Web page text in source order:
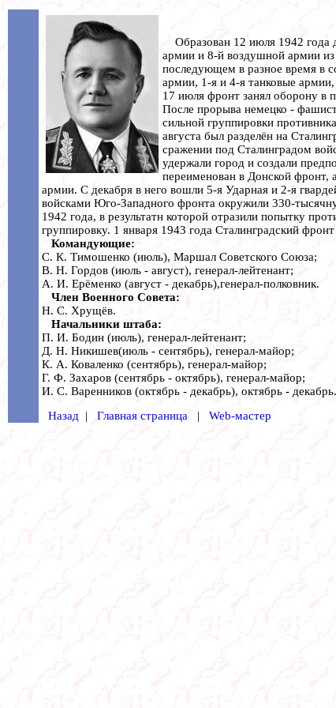
Образован 12 июля 1942 года
армии и 8-й воздушной армии
последующем в разное время в
армии, 1-я и 4-я танковые
17 июля фронт занял оборону в
После прорыва немецко -
сильной группировки
августа был разделён на
сражении под Сталинградом
удержали город и создали
переименован в Донской
армии. С декабря в него вошли 5-я Ударная и 2-я
войсками Юго-Западного фронта окружили 330-
1942 года, в результатн которой отразили попытку
группировку. 1 января 1943 года Сталинградский
Командующие:
С. К. Тимошенко (июль), Маршал Советского Союза;
В. Н. Гордов (июль - август), генерал-лейтенант;
А. И. Ерёменко (август - декабрь),генерал-полковник.
Член Военного Совета:
Н. С. Хрущёв.
Начальники штаба:
П. И. Бодин (июль), генерал-лейтенант;
Д. Н. Никишев(июль - сентябрь), генерал-майор;
К. А. Коваленко (сентябрь), генерал-майор;
Г. Ф. Захаров (сентябрь - октябрь), генерал-майор;
И. С. Варенников (октябрь - декабрь), октябрь - декабрь.
Назад | Главная страница | Web-мастер